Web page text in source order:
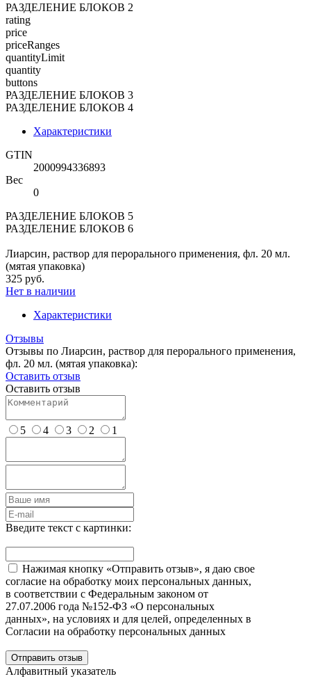
РАЗДЕЛЕНИЕ БЛОКОВ 2
rating
price
priceRanges
quantityLimit
quantity
buttons
РАЗДЕЛЕНИЕ БЛОКОВ 3
РАЗДЕЛЕНИЕ БЛОКОВ 4
Характеристики
GTIN
2000994336893
Вес
0
РАЗДЕЛЕНИЕ БЛОКОВ 5
РАЗДЕЛЕНИЕ БЛОКОВ 6
Лиарсин, раствор для перорального применения, фл. 20 мл.
(мятая упаковка)
325 руб.
Нет в наличии
Характеристики
Отзывы
Отзывы по Лиарсин, раствор для перорального применения,
фл. 20 мл. (мятая упаковка):
Оставить отзыв
Оставить отзыв
5 4 3 2 1
Введите текст с картинки:
Нажимая кнопку «Отправить отзыв», я даю свое
согласие на обработку моих персональных данных,
в соответствии с Федеральным законом от
27.07.2006 года №152-ФЗ «О персональных
данных», на условиях и для целей, определенных в
Согласии на обработку персональных данных
Отправить отзыв
Алфавитный указатель